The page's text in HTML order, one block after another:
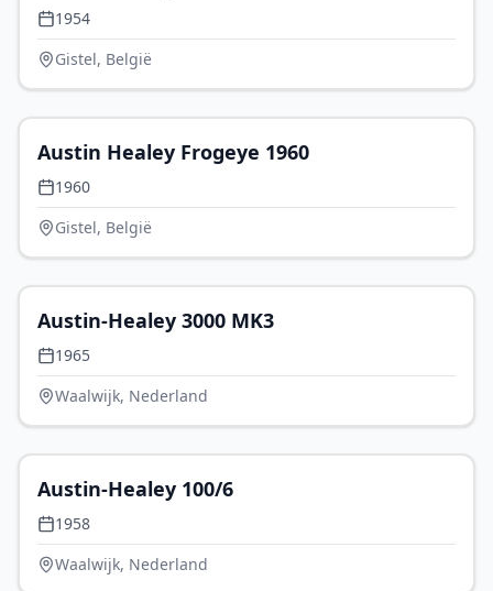
1954
Gistel, België
Austin Healey Frogeye 1960
1960
Gistel, België
Austin-Healey 3000 MK3
1965
Waalwijk, Nederland
Austin-Healey 100/6
1958
Waalwijk, Nederland